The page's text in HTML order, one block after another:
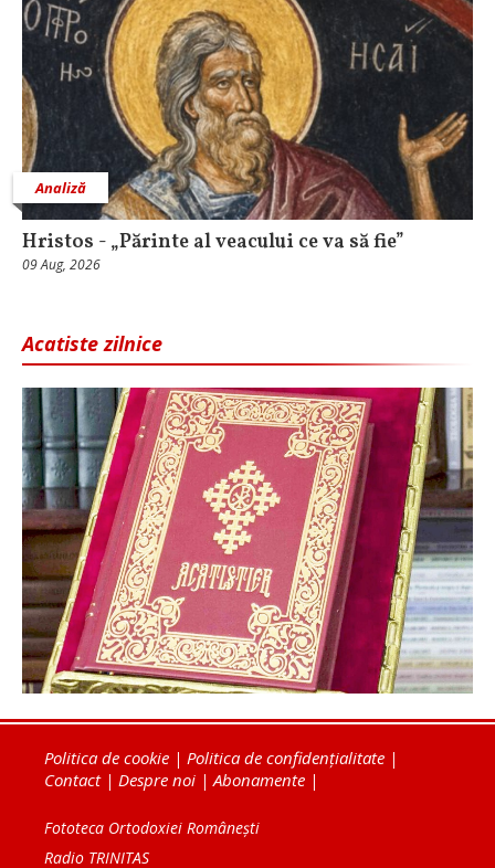
Analiză
Hristos - „Părinte al veacului ce va să fie”
09 Aug, 2026
Acatiste zilnice
Politica de cookie | Politica de confidențialitate |
Contact| Despre noi | Abonamente |
Fototeca Ortodoxiei Românești
Radio TRINITAS